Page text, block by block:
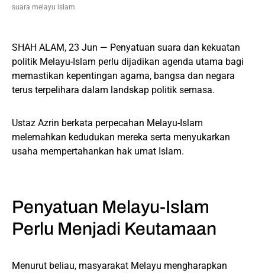
suara melayu islam
SHAH ALAM, 23 Jun — Penyatuan suara dan kekuatan
politik Melayu-Islam perlu dijadikan agenda utama bagi
memastikan kepentingan agama, bangsa dan negara
terus terpelihara dalam landskap politik semasa.
Ustaz Azrin berkata perpecahan Melayu-Islam
melemahkan kedudukan mereka serta menyukarkan
usaha mempertahankan hak umat Islam.
Penyatuan Melayu-Islam
Perlu Menjadi Keutamaan
Menurut beliau, masyarakat Melayu mengharapkan